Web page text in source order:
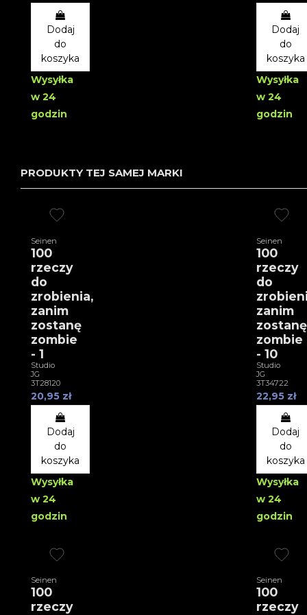
Dodaj
do
koszyka
Wysyłka
w 24
godzin
Dodaj
do
koszyka
Wysyłka
w 24
godzin
PRODUKTY TEJ SAMEJ MARKI
Seinen
100
rzeczy
do
zrobienia,
zanim
zostanę
zombie
- 1
Studio
JG
3T28120
20,95 zł
Dodaj
do
koszyka
Wysyłka
w 24
godzin
Seinen
100
rzeczy
do
zanim
zostanę
zombie
- 10
Studio
JG
3T34722
22,95 zł
Dodaj
do
koszyka
Wysyłka
w 24
godzin
Seinen
100
rzeczy
Seinen
100
rzeczy